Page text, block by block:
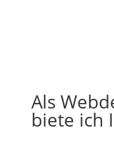
Als
biete ich